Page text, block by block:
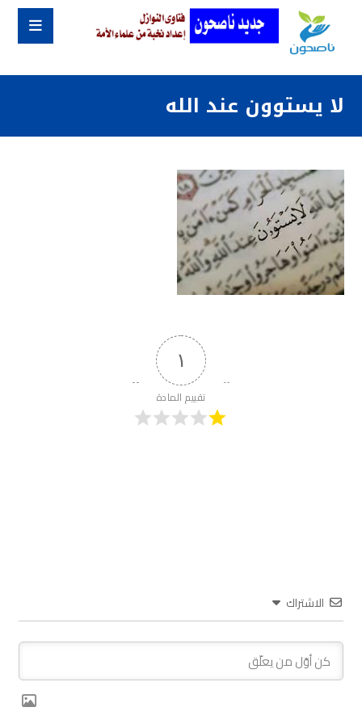
لا يستوون عند الله
١
تقييم المادة
الاشتراك